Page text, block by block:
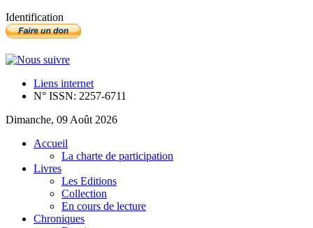
Identification
Liens internet
N° ISSN: 2257-6711
Dimanche, 09 Août 2026
Accueil
La charte de participation
Livres
Les Editions
Collection
En cours de lecture
Chroniques